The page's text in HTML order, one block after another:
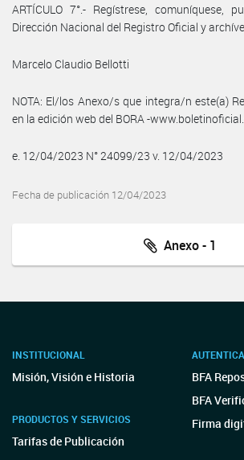
ARTÍCULO 7°.- Regístrese, comuníquese,
Dirección Nacional del Registro Oficial y
Marcelo Claudio Bellotti
NOTA: El/los Anexo/s que integra/n este(a)
en la edición web del BORA -
e. 12/04/2023 N° 24099/23 v. 12/04/2023
Fecha de publicación 12/04/2023
Anexo - 1
INSTITUCIONAL
Misión, Visión e Historia
PRODUCTOS Y SERVICIOS
Tarifas de Publicación
BFA
BFA
Firma